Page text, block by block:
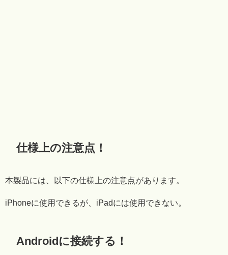
仕様上の注意点！
本製品には、以下の仕様上の注意点があります。
iPhoneに使用できるが、iPadには使用できない。
Androidに接続する！